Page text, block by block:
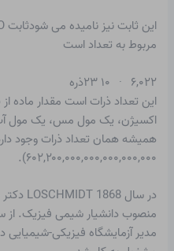
این ثابت نیز نامیده می شودثابت AVOGADRO
مربوط به تعداد است
۶,۰۲۲ · ۱۰ ۲۳ذره
این تعداد ذرات است مقدار ماده
اکسیژن، یک مول مس، یک مول
همیشه همان تعداد ذرات وجود
۶۰۲,۲۰۰,۰۰۰,۰۰۰,۰۰۰,۰۰۰,۰۰۰).
مدیر آزمایشگاه فیزیکی-